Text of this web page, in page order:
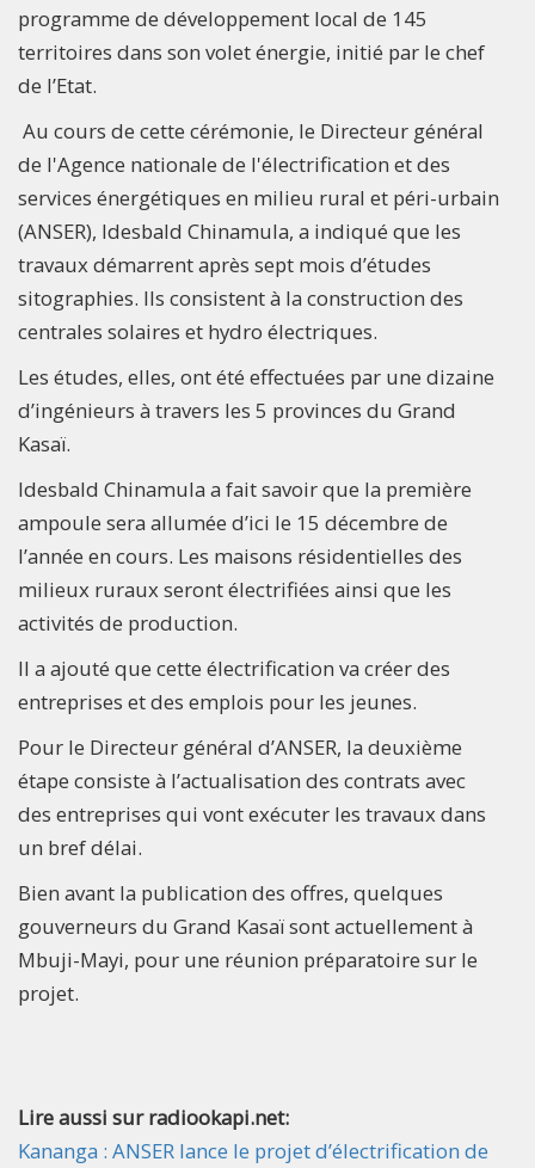
programme de développement local de 145
territoires dans son volet énergie, initié par le chef
de l’Etat.
Au cours de cette cérémonie, le Directeur général
de l'Agence nationale de l'électrification et des
services énergétiques en milieu rural et péri-urbain
(ANSER), Idesbald Chinamula, a indiqué que les
travaux démarrent après sept mois d’études
sitographies. Ils consistent à la construction des
centrales solaires et hydro électriques.
Les études, elles, ont été effectuées par une dizaine
d’ingénieurs à travers les 5 provinces du Grand
Kasaï.
Idesbald Chinamula a fait savoir que la première
ampoule sera allumée d’ici le 15 décembre de
l’année en cours. Les maisons résidentielles des
milieux ruraux seront électrifiées ainsi que les
activités de production.
Il a ajouté que cette électrification va créer des
entreprises et des emplois pour les jeunes.
Pour le Directeur général d’ANSER, la deuxième
étape consiste à l’actualisation des contrats avec
des entreprises qui vont exécuter les travaux dans
un bref délai.
Bien avant la publication des offres, quelques
gouverneurs du Grand Kasaï sont actuellement à
Mbuji-Mayi, pour une réunion préparatoire sur le
projet.
Lire aussi sur radiookapi.net:
Kananga : ANSER lance le projet d’électrification de